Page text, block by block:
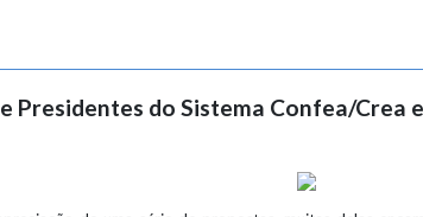
Presidentes do Sistema Confea/Crea